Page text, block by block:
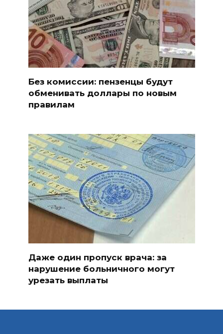
Без комиссии: пензенцы будут
обменивать доллары по новым
правилам
Даже один пропуск врача: за
нарушение больничного могут
урезать выплаты